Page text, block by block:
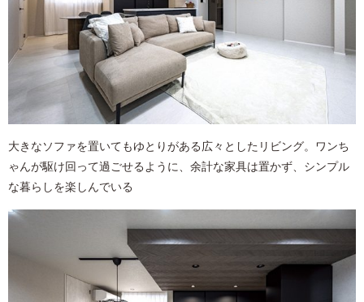
大きなソファを置いてもゆとりがある広々としたリビング。ワンち
ゃんが駆け回って過ごせるように、余計な家具は置かず、シンプル
な暮らしを楽しんでいる